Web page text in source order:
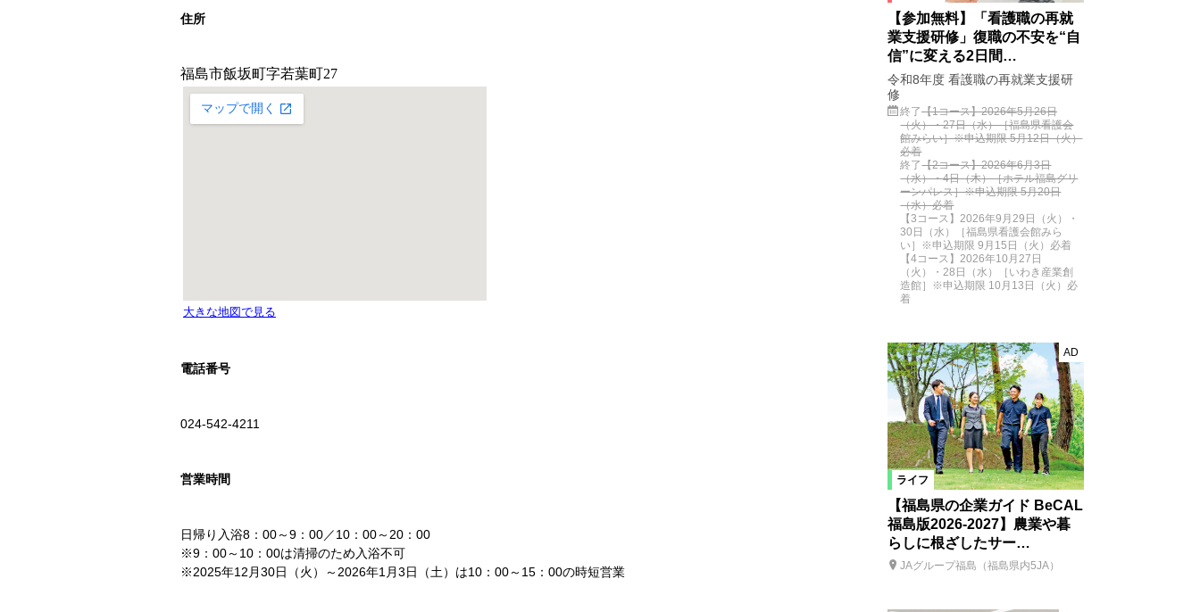
住所
電話番号
024-542-4211
営業時間
日帰り入浴8：00～9：00／10：00～20：00
※9：00～10：00は清掃のため入浴不可
※2025年12月30日（火）～2026年1月3日（土）は10：00～15：00の時短営業
【参加無料】「看護職の再就
業支援研修」復職の不安を“自
信”に変える2日間…
令和8年度 看護職の再就業支援研
修
終了【1コース】2026年5月26日
（火）・27日（水）［福島県看護会
館みらい］※申込期限 5月12日（火）
必着
終了【2コース】2026年6月3日
（水）・4日（木）［ホテル福島グリ
ーンパレス］※申込期限 5月20日
（水）必着
【3コース】2026年9月29日（火）・
30日（水）［福島県看護会館みら
い］※申込期限 9月15日（火）必着
【4コース】2026年10月27日
（火）・28日（水）［いわき産業創
造館］※申込期限 10月13日（火）必
着
ライフ
AD
【福島県の企業ガイド BeCAL
福島版2026-2027】農業や暮
らしに根ざしたサー…
JAグループ福島（福島県内5JA）